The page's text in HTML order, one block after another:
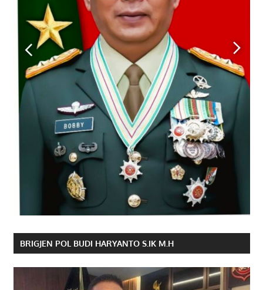
BRIGJEN POL BUDI HARYANTO S.IK M.H